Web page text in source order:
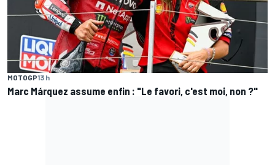
MOTOGP13 h
Marc Márquez assume enfin : "Le favori, c'est moi, non ?"